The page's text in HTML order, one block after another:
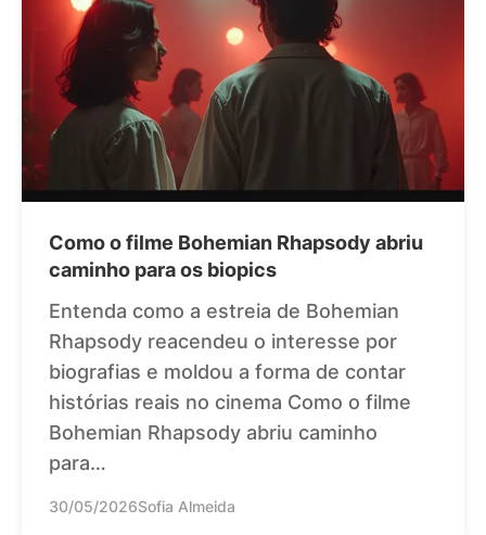
Como o filme Bohemian Rhapsody abriu
caminho para os biopics
Entenda como a estreia de Bohemian
Rhapsody reacendeu o interesse por
biografias e moldou a forma de contar
histórias reais no cinema Como o filme
Bohemian Rhapsody abriu caminho
para…
30/05/2026Sofia Almeida